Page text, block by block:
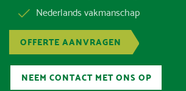
Nederlands vakmanschap
OFFERTE AANVRAGEN
NEEM CONTACT MET ONS OP